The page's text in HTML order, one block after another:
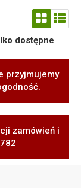
dostępne
przyjmujemy
zamówień i